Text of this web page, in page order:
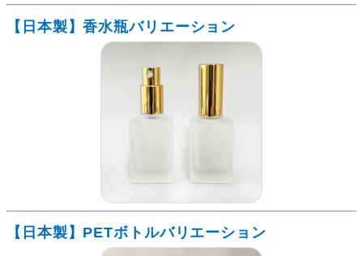
【日本製】香水瓶バリエーション
【日本製】PETボトルバリエーション